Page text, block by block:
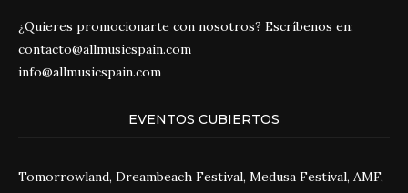
¿Quieres promocionarte con nosotros? Escríbenos en:
contacto@allmusicspain.com
info@allmusicspain.com
EVENTOS CUBIERTOS
Tomorrowland, Dreambeach Festival, Medusa Festival, AMF,